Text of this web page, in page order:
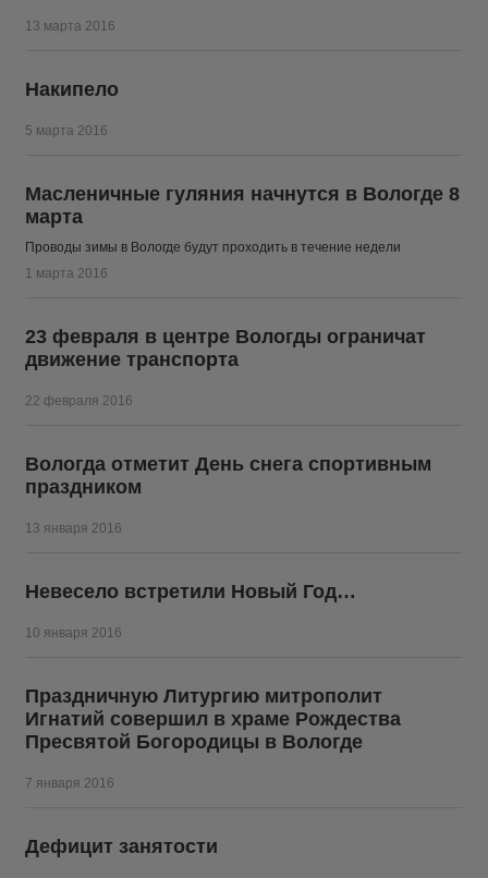
13 марта 2016
Накипело
5 марта 2016
Масленичные гуляния начнутся в Вологде 8
марта
Проводы зимы в Вологде будут проходить в течение недели
1 марта 2016
23 февраля в центре Вологды ограничат
движение транспорта
22 февраля 2016
Вологда отметит День снега спортивным
праздником
13 января 2016
Невесело встретили Новый Год…
10 января 2016
Праздничную Литургию митрополит
Игнатий совершил в храме Рождества
Пресвятой Богородицы в Вологде
7 января 2016
Дефицит занятости